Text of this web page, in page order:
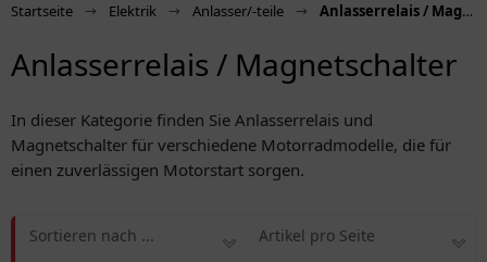
Startseite Elektrik Anlasser/-teile Anlasserrelais / Magnetschalter
Anlasserrelais / Magnetschalter
In dieser Kategorie finden Sie Anlasserrelais und
Magnetschalter für verschiedene Motorradmodelle, die für
einen zuverlässigen Motorstart sorgen.
Sortieren nach ... Artikel pro Seite